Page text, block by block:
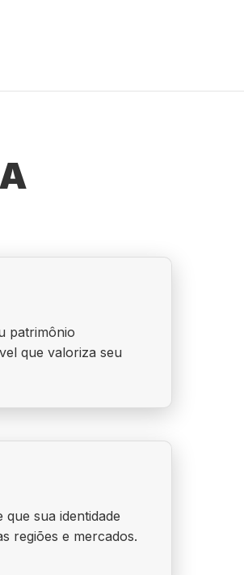
patrimônio
que valoriza seu
sua identidade
regiões e mercados.